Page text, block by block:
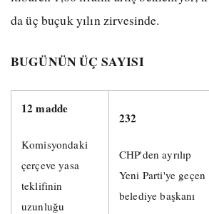
da üç buçuk yılın zirvesinde.
BUGÜNÜN ÜÇ SAYISI
12 madde
Komisyondaki
çerçeve yasa
teklifinin
uzunluğu
232
CHP'den ayrılıp
Yeni Parti'ye geçen
belediye başkanı